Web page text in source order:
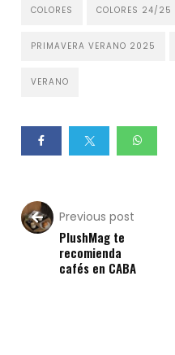
COLORES COLORES 24/25
PRIMAVERA VERANO 2025
VERANO
Previous post
PlushMag te
recomienda
cafés en CABA